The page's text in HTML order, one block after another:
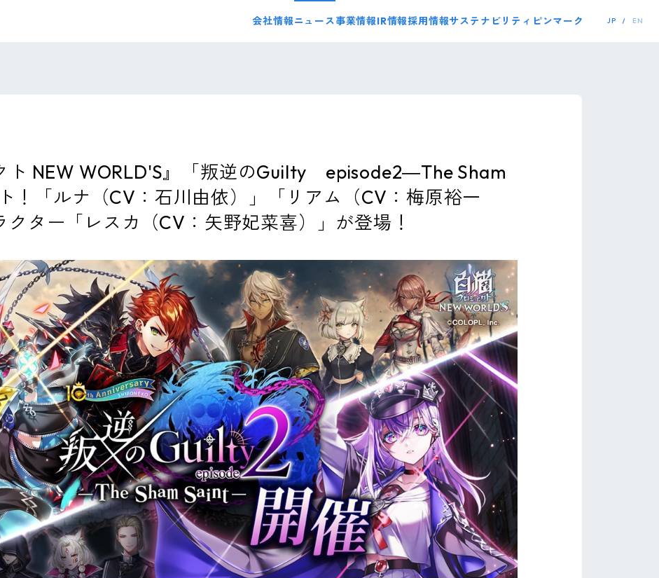
会社情報ニュース事業情報IR情報採用情報サステナビリティ ピンマーク JP EN
ト NEW WORLD'S』「叛逆のGuilty episode2―The Sham
！「ルナ（CV：石川由依）」「リアム（CV：梅原裕一
クター「レスカ（CV：矢野妃菜喜）」が登場！